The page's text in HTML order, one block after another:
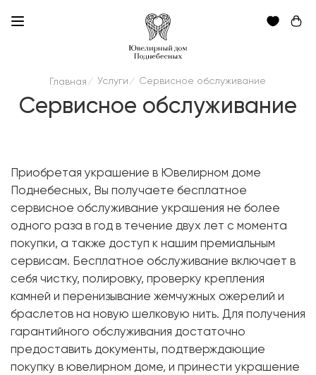
Главная / Услуги / Сервисное обслуживание
Сервисное обслуживание
Приобретая украшение в Ювелирном доме
Поднебесных, Вы получаете бесплатное
сервисное обслуживание украшения не более
одного раза в год в течение двух лет с момента
покупки, а также доступ к нашим премиальным
сервисам. Бесплатное обслуживание включает в
себя чистку, полировку, проверку крепления
камней и перенизывание жемчужных ожерелий и
браслетов на новую шелковую нить. Для получения
гарантийного обслуживания достаточно
предоставить документы, подтверждающие
покупку в ювелирном доме, и принести украшение